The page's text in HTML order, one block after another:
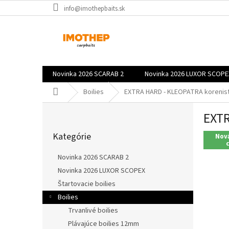
na
info@imothepbaits.sk
Novinka 2026 SCARAB 2 Novinka 2026 LUXOR
DomovBoilies EXTRA HARD - KLEOPATRA
kategórie
Kategórie
Novinka 2026 SCARAB 2
Novinka 2026 LUXOR SCOPEX
Štartovacie boilies
Boilies
Trvanlivé boilies
Plávajúce boilies 12mm